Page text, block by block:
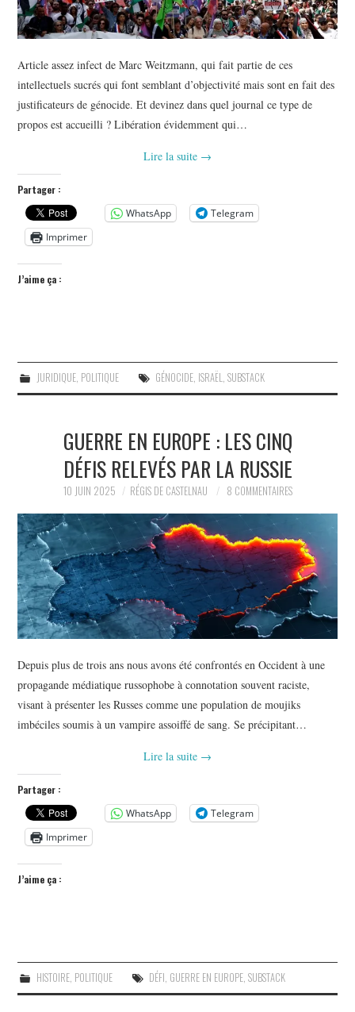
Article assez infect de Marc Weitzmann, qui fait partie de ces
intellectuels sucrés qui font semblant d’objectivité mais sont en fait des
justificateurs de génocide. Et devinez dans quel journal ce type de
propos est accueilli ? Libération évidemment qui…
Lire la suite →
Partager :
WhatsApp
Telegram
Imprimer
J’aime ça :
JURIDIQUE, POLITIQUE GÉNOCIDE, ISRAËL, SUBSTACK
GUERRE EN EUROPE : LES CINQ
DÉFIS RELEVÉS PAR LA RUSSIE
10 JUIN 2025 RÉGIS DE CASTELNAU 8 COMMENTAIRES
Depuis plus de trois ans nous avons été confrontés en Occident à une
propagande médiatique russophobe à connotation souvent raciste,
visant à présenter les Russes comme une population de moujiks
imbéciles soumis à un vampire assoiffé de sang. Se précipitant…
Lire la suite →
Partager :
WhatsApp
Telegram
Imprimer
J’aime ça :
HISTOIRE, POLITIQUE DÉFI, GUERRE EN EUROPE, SUBSTACK